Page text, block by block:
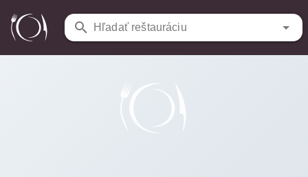
Hľadať reštauráciu
Reštaurácie /